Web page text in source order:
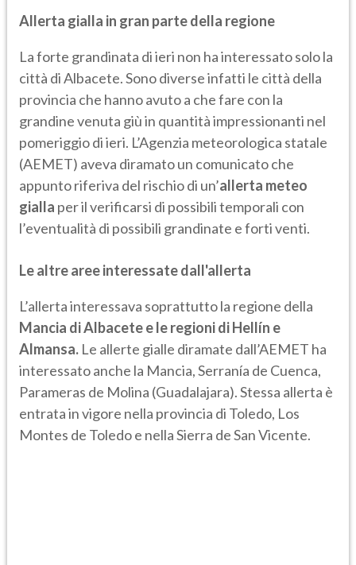
Allerta gialla in gran parte della regione
La forte grandinata di ieri non ha interessato solo la
città di Albacete. Sono diverse infatti le città della
provincia che hanno avuto a che fare con la
grandine venuta giù in quantità impressionanti nel
pomeriggio di ieri. L’Agenzia meteorologica statale
(AEMET) aveva diramato un comunicato che
appunto riferiva del rischio di un’allerta meteo
gialla per il verificarsi di possibili temporali con
l’eventualità di possibili grandinate e forti venti.
Le altre aree interessate dall'allerta
L’allerta interessava soprattutto la regione della
Mancia di Albacete e le regioni di Hellín e
Almansa. Le allerte gialle diramate dall’AEMET ha
interessato anche la Mancia, Serranía de Cuenca,
Parameras de Molina (Guadalajara). Stessa allerta è
entrata in vigore nella provincia di Toledo, Los
Montes de Toledo e nella Sierra de San Vicente.